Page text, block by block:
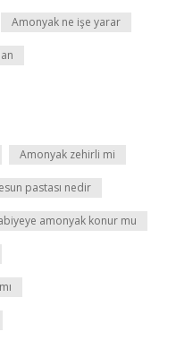
Amonyak ne işe yarar
Amonyak zehirli mi
pastası nedir
amonyak konur mu